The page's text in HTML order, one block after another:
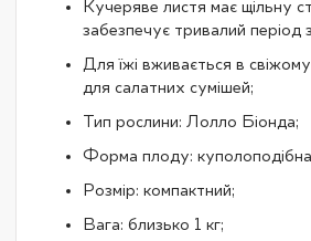
Кучеряве листя має щільну
забезпечує тривалий період
Для їжі вживається в
для салатних сумішей;
Тип рослини: Лолло Біонда;
Форма плоду:
Розмір: компактний;
Вага: близько 1 кг;